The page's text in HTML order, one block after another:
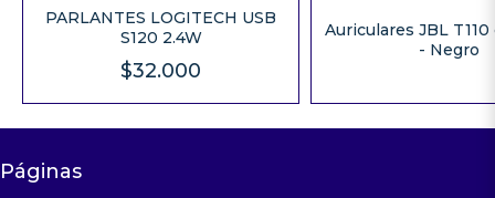
PARLANTES LOGITECH USB
S120 2.4W
$32.000
Auriculares JBL
- Negro
Páginas